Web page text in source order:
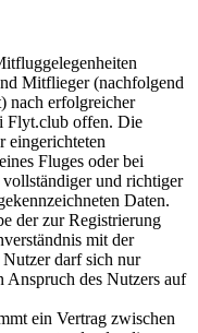
Mitflieger (nachfolgend
nach erfolgreicher
Flyt.club offen. Die
eingerichteten
Fluges oder bei
und richtiger
Daten.
der zur Registrierung
mit der
darf sich nur
Anspruch des Nutzers auf
ein Vertrag zwischen